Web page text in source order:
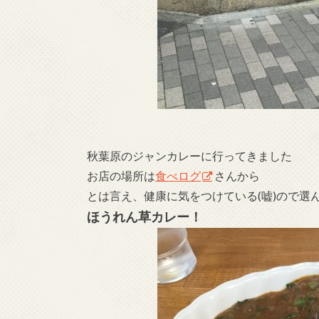
秋葉原のジャンカレーに行ってきました
お店の場所は食べログ
さんから
とは言え、健康に気をつけている(嘘)ので選
ほうれん草カレー！